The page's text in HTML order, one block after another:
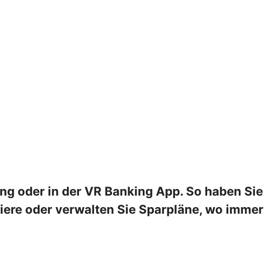
oder in der VR Banking App. So haben Sie
oder verwalten Sie Sparpläne, wo immer